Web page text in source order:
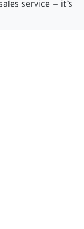
service — it’s